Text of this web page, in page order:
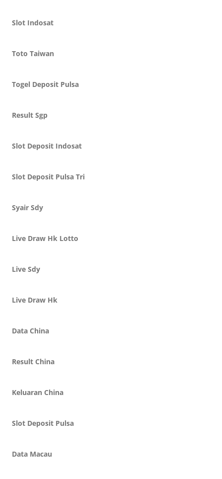
Slot Indosat
Toto Taiwan
Togel Deposit Pulsa
Result Sgp
Slot Deposit Indosat
Slot Deposit Pulsa Tri
Syair Sdy
Live Draw Hk Lotto
Live Sdy
Live Draw Hk
Data China
Result China
Keluaran China
Slot Deposit Pulsa
Data Macau